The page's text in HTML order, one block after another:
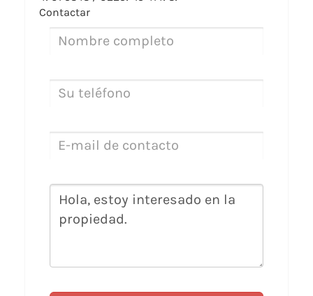
Contactar